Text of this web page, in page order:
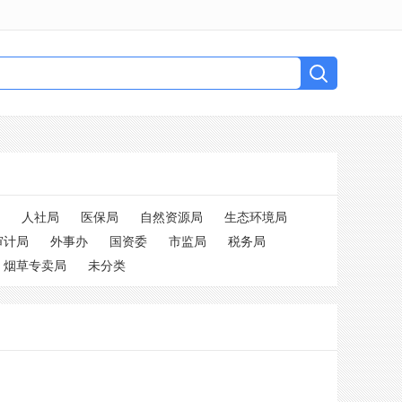
人社局 医保局 自然资源局
生态环境局
计局 外事办 国资委 市监局
税务局
烟草专卖局 未分类